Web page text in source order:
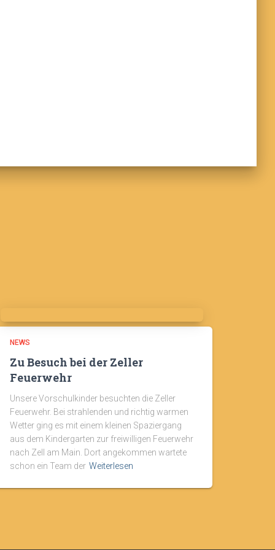
NEWS
Zu Besuch bei der Zeller
Feuerwehr
Unsere Vorschulkinder besuchten die Zeller
Feuerwehr. Bei strahlenden und richtig warmen
Wetter ging es mit einem kleinen Spaziergang
aus dem Kindergarten zur freiwilligen Feuerwehr
nach Zell am Main. Dort angekommen wartete
schon ein Team der Weiterlesen